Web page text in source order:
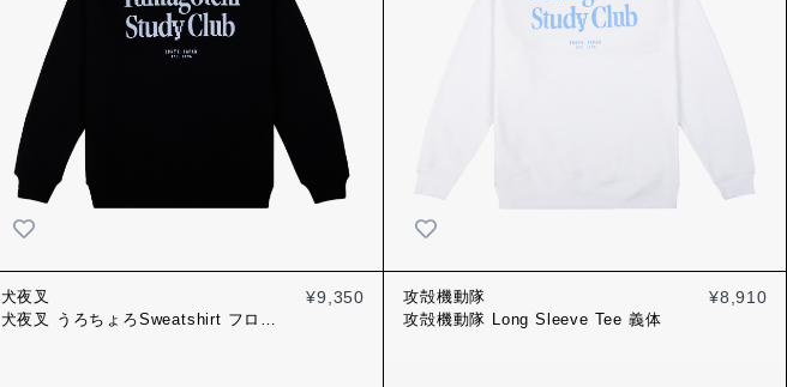
犬夜叉
犬夜叉 うろちょろSweatshirt フロス
¥9,350
攻殻機動隊
攻殻機動隊 Long Sleeve Tee 義体
¥8,910